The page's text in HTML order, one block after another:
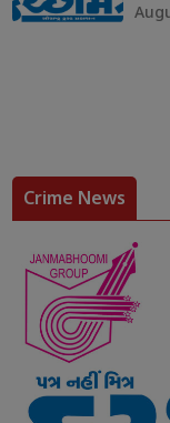
Crime News